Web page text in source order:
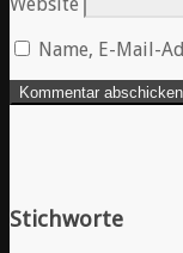
Website
Name, E-Mail-
Stichworte